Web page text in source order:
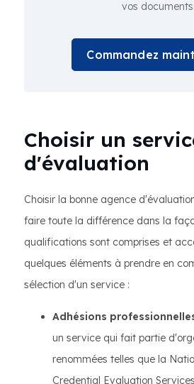
vos documents.
Commandez
Choisir un
d'évaluation
Choisir la bonne agence
faire toute la différence dans la
qualifications sont comprises et
quelques éléments à prendre en
sélection d'un service :
Adhésions
un service qui fait partie
renommées telles que la
Credential Evaluation